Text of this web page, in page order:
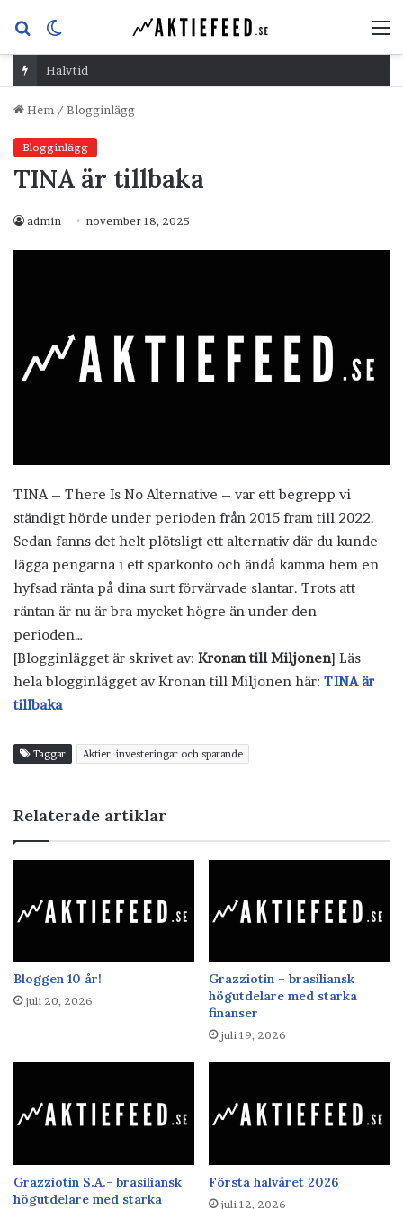
Sök
efterskin
Halvtid
Hem / Blogginlägg
Blogginlägg
TINA är tillbaka
admin november 18, 2025
TINA – There Is No Alternative – var ett begrepp vi
ständigt hörde under perioden från 2015 fram till 2022.
Sedan fanns det helt plötsligt ett alternativ där du kunde
lägga pengarna i ett sparkonto och ändå kamma hem en
hyfsad ränta på dina surt förvärvade slantar. Trots att
räntan är nu är bra mycket högre än under den
perioden…
[Blogginlägget är skrivet av: Kronan till Miljonen] Läs
hela blogginlägget av Kronan till Miljonen här: TINA är
tillbaka
Taggar Aktier, investeringar och sparande
Relaterade artiklar
Bloggen 10 år!
juli 20, 2026
Grazziotin – brasiliansk
högutdelare med starka
finanser
juli 19, 2026
Grazziotin S.A.- brasiliansk
högutdelare med starka
Första halvåret 2026
juli 12, 2026